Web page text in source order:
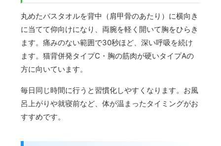
丸めたバスタオルを背中（肩甲骨のあたり）に横向き
に当てて仰向けになり、両腕を軽く開いて胸をひらき
ます。痛みのない範囲で30秒ほど、深い呼吸を続け
ます。猫背併発タイプC・胸の筋肉が硬いタイプAの
方に向いています。
毎日同じ時間に行うと習慣化しやすくなります。お風
呂上がりや就寝前など、体が温まったタイミングがお
すすめです。